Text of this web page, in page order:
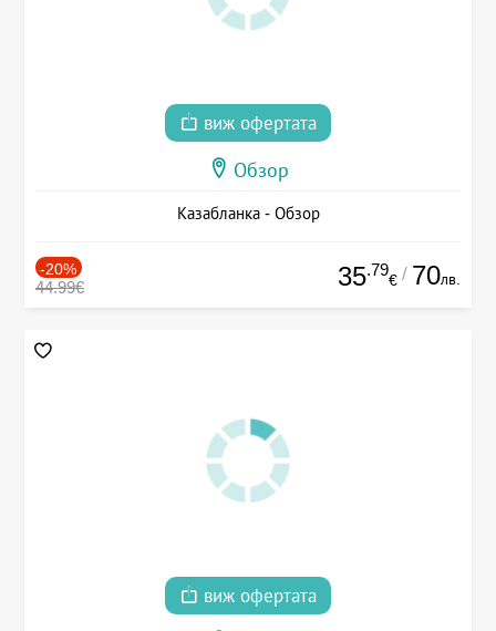
виж офертата
Обзор
Казабланка - Обзор
-20%
44.99€ 35.79
€ / 70лв.
виж офертата